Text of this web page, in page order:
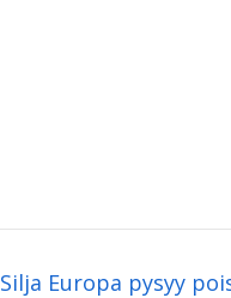
Silja Europa pysyy